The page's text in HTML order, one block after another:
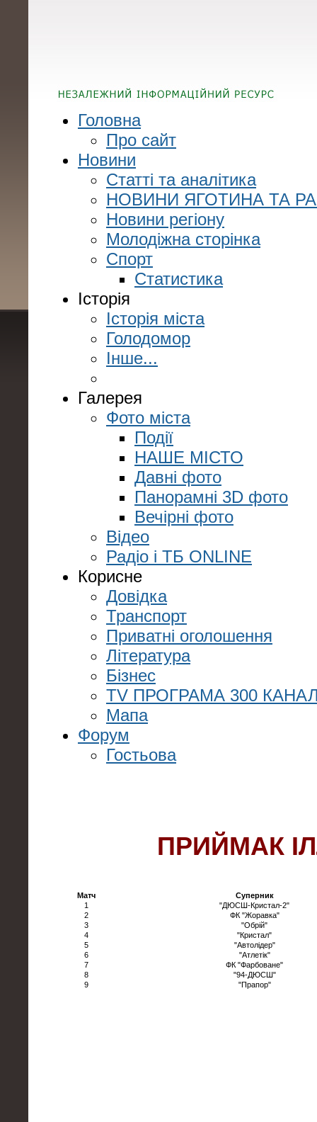
Головна
Про сайт
Новини
Статті та аналітика
НОВИНИ ЯГОТИНА ТА
Новини регіону
Молодіжна сторінка
Спорт
Статистика
Історія
Історія міста
Голодомор
Інше...
Галерея
Фото міста
Події
НАШЕ МІСТО
Давні фото
Панорамні 3D фото
Вечірні фото
Відео
Радіо і ТБ ONLINE
Корисне
Довідка
Транспорт
Приватні оголошення
Література
Бізнес
TV ПРОГРАМА 300
Мапа
Форум
Гостьова
ПРИЙМАК
Матч
Суперник
1
"ДЮСШ-Кристал-2"
2
ФК "Жоравка"
3
"Обрій"
4
"Кристал"
5
"Автолідер"
6
"Атлетік"
7
ФК "Фарбоване"
8
"94-ДЮСШ"
9
"Прапор"